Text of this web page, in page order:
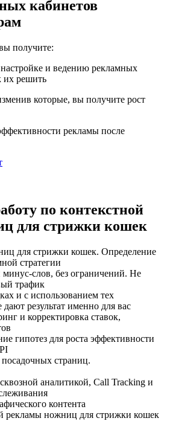
кабинетов
получите:
и ведению рекламных
их решить
которые, вы получите рост
рекламы после
по контекстной
для стрижки кошек
для стрижки кошек. Определение
стратегии
слов, без ограничений. Не
трафик
и с использованием тех
результат именно для вас
и корректировка ставок,
гипотез для роста эффективности
страниц.
аналитикой, Call Tracking и
контента
рекламы ножниц для стрижки кошек